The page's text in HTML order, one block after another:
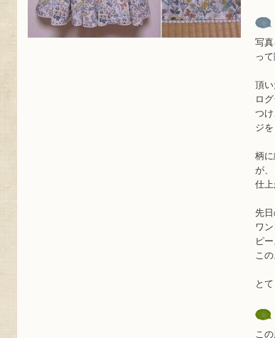
写
っ
頂
ロ
つ
ジ
柄
が
仕上
先
ワ
ピ
こ
と
こ